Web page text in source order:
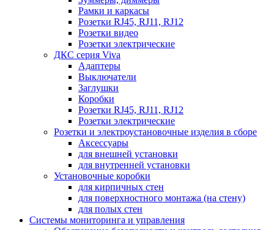
Рамки и каркасы
Розетки RJ45, RJ11, RJ12
Розетки видео
Розетки электрические
ДКС серия Viva
Адаптеры
Выключатели
Заглушки
Коробки
Розетки RJ45, RJ11, RJ12
Розетки электрические
Розетки и электроустановочные изделия в сборе
Аксессуары
для внешней установки
для внутренней установки
Установочные коробки
для кирпичных стен
для поверхностного монтажа (на стену)
для полых стен
Системы мониторинга и управления